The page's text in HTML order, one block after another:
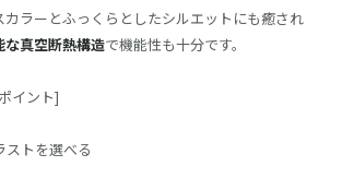
カラーとふっくらとしたシルエットにも癒され
な真空断熱構造で機能性も十分です。
イント]
ストを選べる